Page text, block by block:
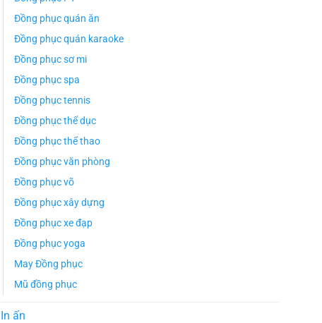
Đồng phục quán ăn
Đồng phục quán karaoke
Đồng phục sơ mi
Đồng phục spa
Đồng phục tennis
Đồng phục thể dục
Đồng phục thể thao
Đồng phục văn phòng
Đồng phục võ
Đồng phục xây dựng
Đồng phục xe đạp
Đồng phục yoga
May Đồng phục
Mũ đồng phục
In ấn